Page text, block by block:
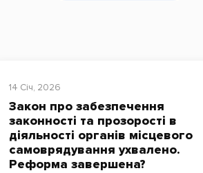
14 Січ, 2026
Закон про забезпечення
законності та прозорості в
діяльності органів місцевого
самоврядування ухвалено.
Реформа завершена?